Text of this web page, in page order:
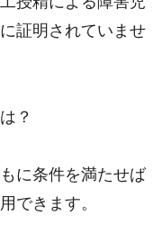
証明されていませ
？
に条件を満たせば
できます。